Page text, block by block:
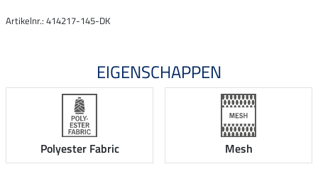
Artikelnr.: 414217-145-DK
EIGENSCHAPPEN
Polyester Fabric Mesh